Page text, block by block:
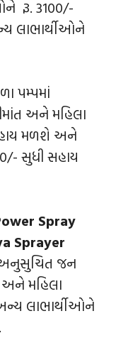
રૂ. 3100/-
લાભાર્થીઓને
પમ્પમાં
અને મહિલા
મળશે અને
સુધી સહાય
Spray
Sprayer
જન
અને મહિલા
લાભાર્થીઓને